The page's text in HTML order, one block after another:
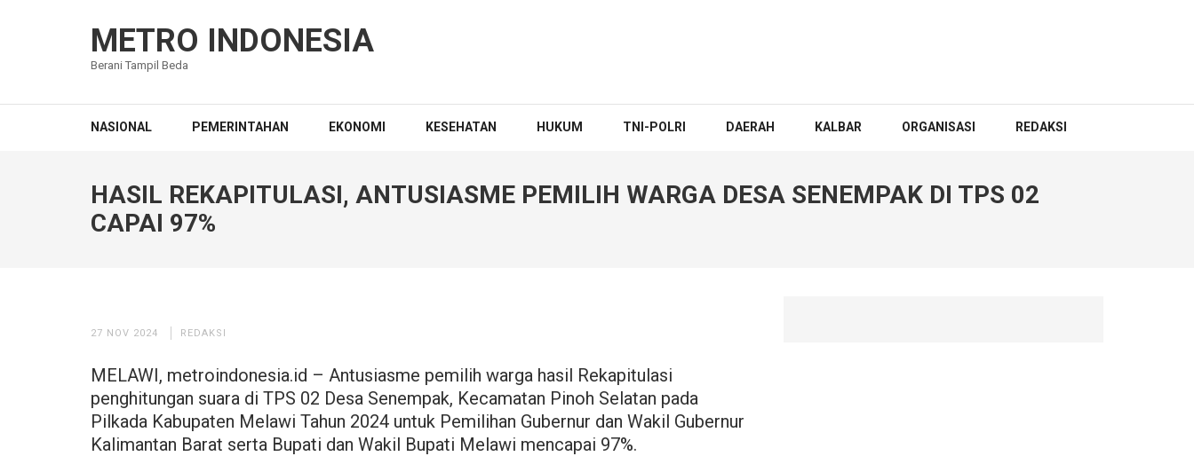
METRO INDONESIA
Berani Tampil Beda
NASIONAL PEMERINTAHAN EKONOMI KESEHATAN HUKUM TNI-POLRI DAERAH KALBAR ORGANISASI REDAKSI
HASIL REKAPITULASI, ANTUSIASME PEMILIH WARGA DESA SENEMPAK DI TPS 02
CAPAI 97%
27 NOV 2024 REDAKSI
MELAWI, metroindonesia.id – Antusiasme pemilih warga hasil Rekapitulasi
penghitungan suara di TPS 02 Desa Senempak, Kecamatan Pinoh Selatan pada
Pilkada Kabupaten Melawi Tahun 2024 untuk Pemilihan Gubernur dan Wakil Gubernur
Kalimantan Barat serta Bupati dan Wakil Bupati Melawi mencapai 97%.